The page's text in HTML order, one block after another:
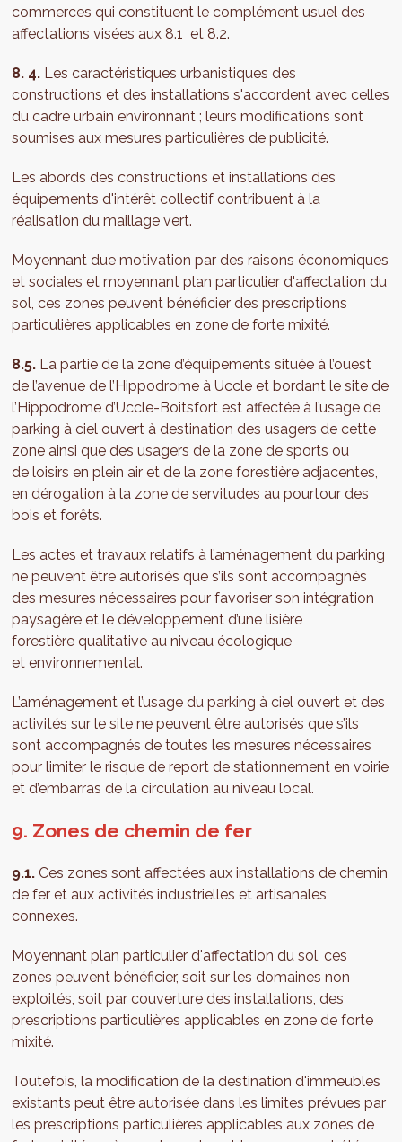
commerces qui constituent le complément usuel des
affectations visées aux 8.1 et 8.2.
8. 4. Les caractéristiques urbanistiques des
constructions et des installations s'accordent avec celles
du cadre urbain environnant ; leurs modifications sont
soumises aux mesures particulières de publicité.
Les abords des constructions et installations des
équipements d'intérêt collectif contribuent à la
réalisation du maillage vert.
Moyennant due motivation par des raisons économiques
et sociales et moyennant plan particulier d'affectation du
sol, ces zones peuvent bénéficier des prescriptions
particulières applicables en zone de forte mixité.
8.5. La partie de la zone d’équipements située à l’ouest
de l’avenue de l’Hippodrome à Uccle et bordant le site de
l’Hippodrome d’Uccle-Boitsfort est affectée à l’usage de
parking à ciel ouvert à destination des usagers de cette
zone ainsi que des usagers de la zone de sports ou
de loisirs en plein air et de la zone forestière adjacentes,
en dérogation à la zone de servitudes au pourtour des
bois et forêts.
Les actes et travaux relatifs à l’aménagement du parking
ne peuvent être autorisés que s’ils sont accompagnés
des mesures nécessaires pour favoriser son intégration
paysagère et le développement d’une lisière
forestière qualitative au niveau écologique
et environnemental.
L’aménagement et l’usage du parking à ciel ouvert et des
activités sur le site ne peuvent être autorisés que s’ils
sont accompagnés de toutes les mesures nécessaires
pour limiter le risque de report de stationnement en voirie
et d’embarras de la circulation au niveau local.
9. Zones de chemin de fer
9.1. Ces zones sont affectées aux installations de chemin
de fer et aux activités industrielles et artisanales
connexes.
Moyennant plan particulier d'affectation du sol, ces
zones peuvent bénéficier, soit sur les domaines non
exploités, soit par couverture des installations, des
prescriptions particulières applicables en zone de forte
mixité.
Toutefois, la modification de la destination d'immeubles
existants peut être autorisée dans les limites prévues par
les prescriptions particulières applicables aux zones de